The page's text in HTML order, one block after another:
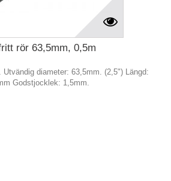
rör 63,5mm, 0,5m
Utvändig diameter: 63,5mm. (2,5") Längd:
Godstjocklek: 1,5mm.